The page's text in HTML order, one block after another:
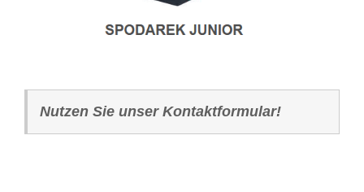
Nutzen Sie unser Kontaktformular!